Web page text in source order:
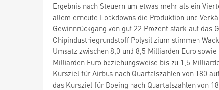
Ergebnis nach Steuern um etwas mehr als ein
allem erneute Lockdowns die Produktion und
Gewinnrückgang von gut 22 Prozent stark auf das
Chipindustriegrundstoff Polysilizium stimmen
Umsatz zwischen 8,0 und 8,5 Milliarden Euro
Milliarden Euro beziehungsweise bis zu 1,5
Kursziel für Airbus nach Quartalszahlen von 180
das Kursziel für Boeing nach Quartalszahlen von